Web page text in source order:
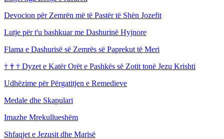
Devocion për Zemrën më të Pastër të Shën Jozefit
Lutje për t'u bashkuar me Dashurinë Hyjnore
Flama e Dashurisë së Zemrës së Paprekut të Meri
† † † Dyzet e Katër Orët e Pashkës së Zotit tonë Jezu Krishti
Udhëzime për Përgatitjen e Remedieve
Medale dhe Skapulari
Imazhe Mrekullueshëm
Shfaqjet e Jezusit dhe Marisë